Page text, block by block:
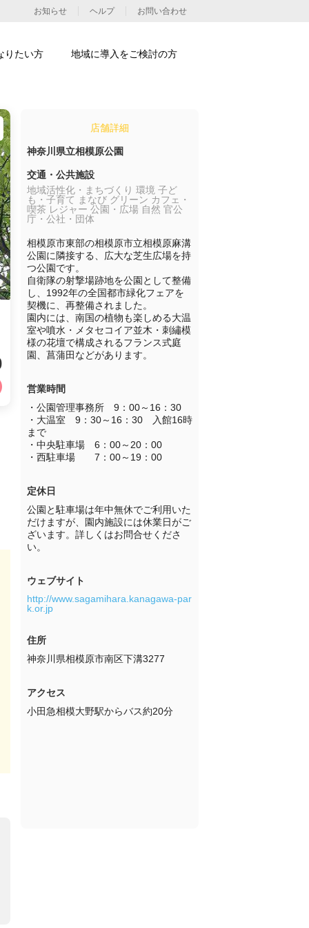
店舗詳細
神奈川県立相模原公園
交通・公共施設
地域活性化・まちづくり 環境 子ど
も・子育て まなび グリーン カフェ・
喫茶 レジャー 公園・広場 自然 官公
庁・公社・団体
相模原市東部の相模原市立相模原麻溝
公園に隣接する、広大な芝生広場を持
つ公園です。
自衛隊の射撃場跡地を公園として整備
し、1992年の全国都市緑化フェアを
契機に、再整備されました。
園内には、南国の植物も楽しめる大温
室や噴水・メタセコイア並木・刺繡模
様の花壇で構成されるフランス式庭
園、菖蒲田などがあります。
営業時間
・公園管理事務所　9：00～16：30
・大温室　9：30～16：30　入館16時
まで
・中央駐車場　6：00～20：00
・西駐車場　　7：00～19：00
定休日
公園と駐車場は年中無休でご利用いた
だけますが、園内施設には休業日がご
ざいます。詳しくはお問合せくださ
い。
ウェブサイト
http://www.sagamihara.kanagawa-par
k.or.jp
住所
神奈川県相模原市南区下溝3277
アクセス
小田急相模大野駅からバス約20分
お知らせ ヘルプ お問い合わせ
りたい方 地域に導入をご検討の方